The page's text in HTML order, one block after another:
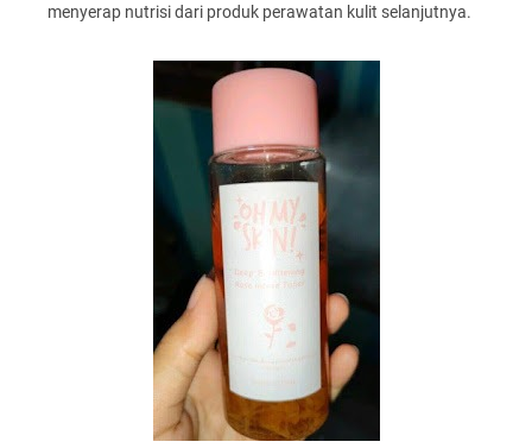
menyerap nutrisi dari produk perawatan kulit selanjutnya.